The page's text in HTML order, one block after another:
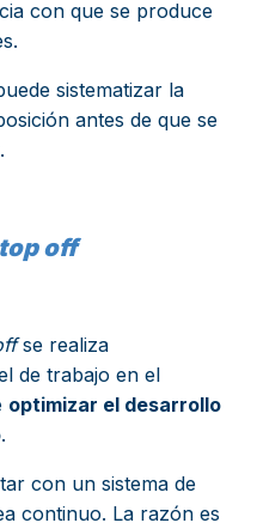
con que se produce
sistematizar la
antes de que se
top off
se realiza
de trabajo en el
optimizar el desarrollo
.
con un sistema de
continuo. La razón es